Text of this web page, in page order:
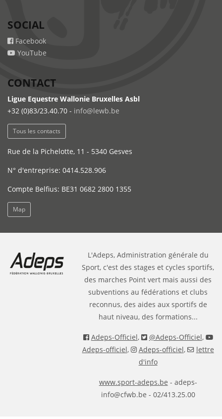
SOCIAL
Facebook
YouTube
CONTACT
Ligue Equestre Wallonie Bruxelles Asbl
+32 (0)83/23.40.70 - info@lewb.be
Tous les contacts
Rue de la Pichelotte, 11 - 5340 Gesves
N° d'entreprise: 0414.528.906
Compte Belfius: BE31 0682 2800 1355
Map
L'Adeps, Administration générale du
Sport, c'est des stages et cycles sportifs,
des marches Point vert mais aussi des
subventions au fédérations et clubs
reconnus, des aides aux sportifs de
haut niveau, des formations...
Adeps-Officiel, @Adeps-Officiel,
Adeps-officiel, Adeps-officiel,
lettre
d'info
www.sport-adeps.be - adeps-
info@cfwb.be - 02/413.25.00